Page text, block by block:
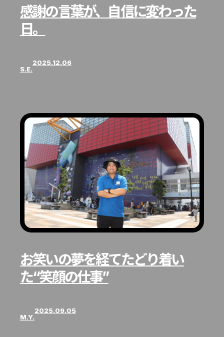
感謝の言葉が、自信に変わった
日。
S.E.
2025.12.06
お笑いの夢を経てたどり着い
た“笑顔の仕事”
M.Y.
2025.09.05